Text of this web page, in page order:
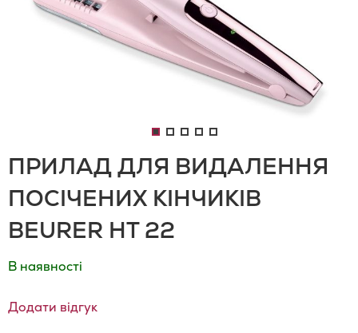
ПРИЛАД ДЛЯ ВИДАЛЕННЯ
ПОСІЧЕНИХ КІНЧИКІВ
BEURER HT 22
В наявності
Додати відгук